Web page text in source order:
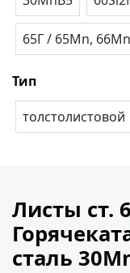
65Г / 65Mn,
Тип
толстолистовой
Листы ст.
cталь